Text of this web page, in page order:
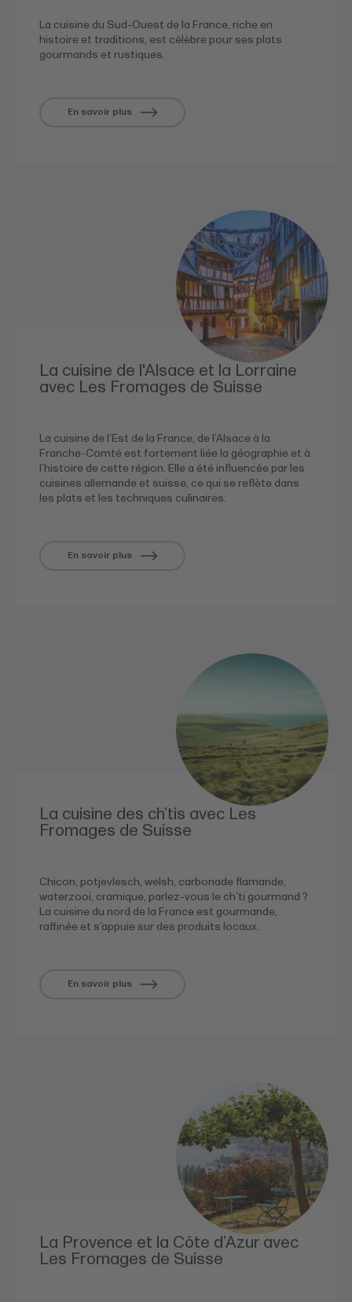
La cuisine du Sud-Ouest de la France, riche en
histoire et traditions, est célèbre pour ses plats
gourmands et rustiques.
En savoir plus
La cuisine de l'Alsace et la Lorraine
avec Les Fromages de Suisse
La cuisine de l’Est de la France, de l’Alsace à la
Franche-Comté est fortement liée la géographie et à
l’histoire de cette région. Elle a été influencée par les
cuisines allemande et suisse, ce qui se reflète dans
les plats et les techniques culinaires.
En savoir plus
La cuisine des ch’tis avec Les
Fromages de Suisse
Chicon, potjevlesch, welsh, carbonade flamande,
waterzooi, cramique, parlez-vous le ch’ti gourmand ?
La cuisine du nord de la France est gourmande,
raffinée et s’appuie sur des produits locaux.
En savoir plus
La Provence et la Côte d’Azur avec
Les Fromages de Suisse